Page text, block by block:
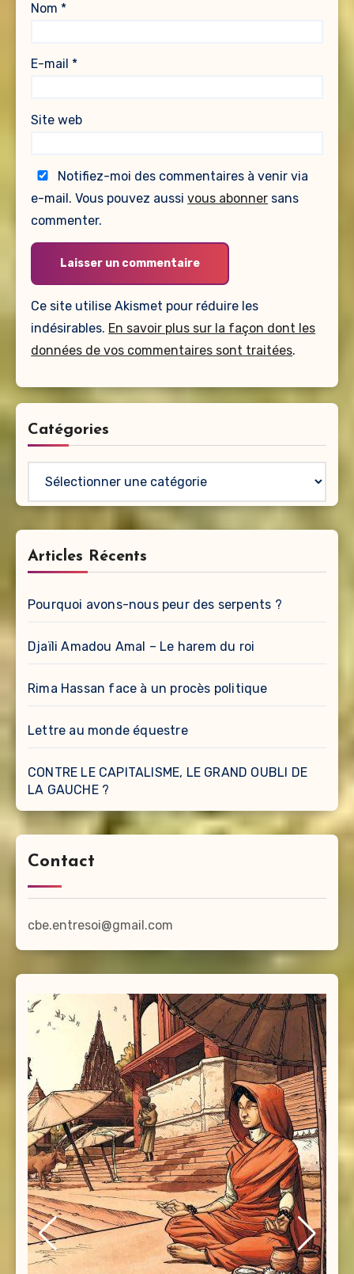
Nom *
E-mail *
Site web
Notifiez-moi des commentaires à venir via
e-mail. Vous pouvez aussivous abonner sans
commenter.
Ce site utilise Akismet pour réduire les
indésirables. En savoir plus sur la façon dont les
données de vos commentaires sont traitées.
Catégories
Articles Récents
Pourquoi avons-nous peur des serpents ?
Djaïli Amadou Amal – Le harem du roi
Rima Hassan face à un procès politique
Lettre au monde équestre
CONTRE LE CAPITALISME, LE GRAND OUBLI DE
LA GAUCHE ?
Contact
cbe.entresoi@gmail.com